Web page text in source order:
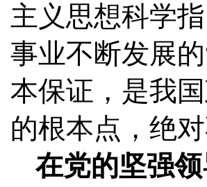
主义思想科学
事业不断发展
本保证，是我
的根本点，绝
在党的坚强